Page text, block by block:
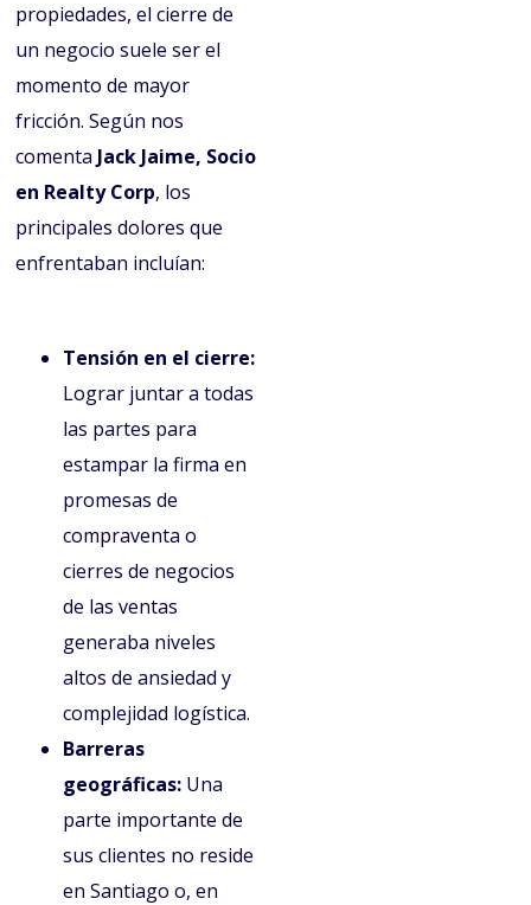
propiedades, el cierre de
un negocio suele ser el
momento de mayor
fricción. Según nos
comenta Jack Jaime, Socio
en Realty Corp, los
principales dolores que
enfrentaban incluían:
Tensión en el cierre:
Lograr juntar a todas
las partes para
estampar la firma en
promesas de
compraventa o
cierres de negocios
de las ventas
generaba niveles
altos de ansiedad y
complejidad logística.
Barreras
geográficas: Una
parte importante de
sus clientes no reside
en Santiago o, en